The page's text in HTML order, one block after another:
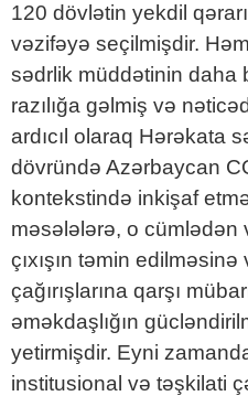
120 dövlətin yekdil
vəzifəyə seçilmişdir.
sədrlik müddətinin daha
razılığa gəlmiş və
ardıcıl olaraq Hərəkata
dövründə Azərbaycan
kontekstində inkişaf
məsələlərə, o cümlədən
çıxışın təmin
çağırışlarına qarşı
əməkdaşlığın
yetirmişdir. Eyni
institusional və təşkilati